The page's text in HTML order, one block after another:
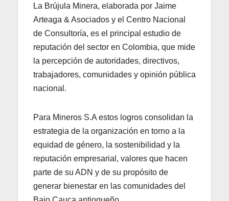
La Brújula Minera, elaborada por Jaime
Arteaga & Asociados y el Centro Nacional
de Consultoría, es el principal estudio de
reputación del sector en Colombia, que mide
la percepción de autoridades, directivos,
trabajadores, comunidades y opinión pública
nacional.
Para Mineros S.A estos logros consolidan la
estrategia de la organización en torno a la
equidad de género, la sostenibilidad y la
reputación empresarial, valores que hacen
parte de su ADN y de su propósito de
generar bienestar en las comunidades del